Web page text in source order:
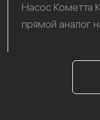
Насос
прямой аналог